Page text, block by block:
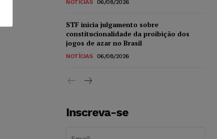
NOTÍCIAS 06/08/2026
STF inicia julgamento sobre
constitucionalidade da proibição dos
jogos de azar no Brasil
NOTÍCIAS 06/08/2026
Inscreva-se